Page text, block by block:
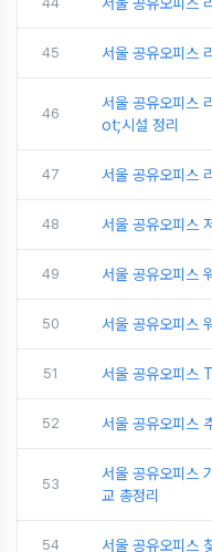
45 서울 공유오피스
46
서울 공유오피스
ot;시설 정리
47 서울 공유오피스
48 서울 공유오피스
49 서울 공유오피스
50 서울 공유오피스
51 서울 공유오피스
52 서울 공유오피스
53
서울 공유오피스
교 총정리
54 서울 공유오피스